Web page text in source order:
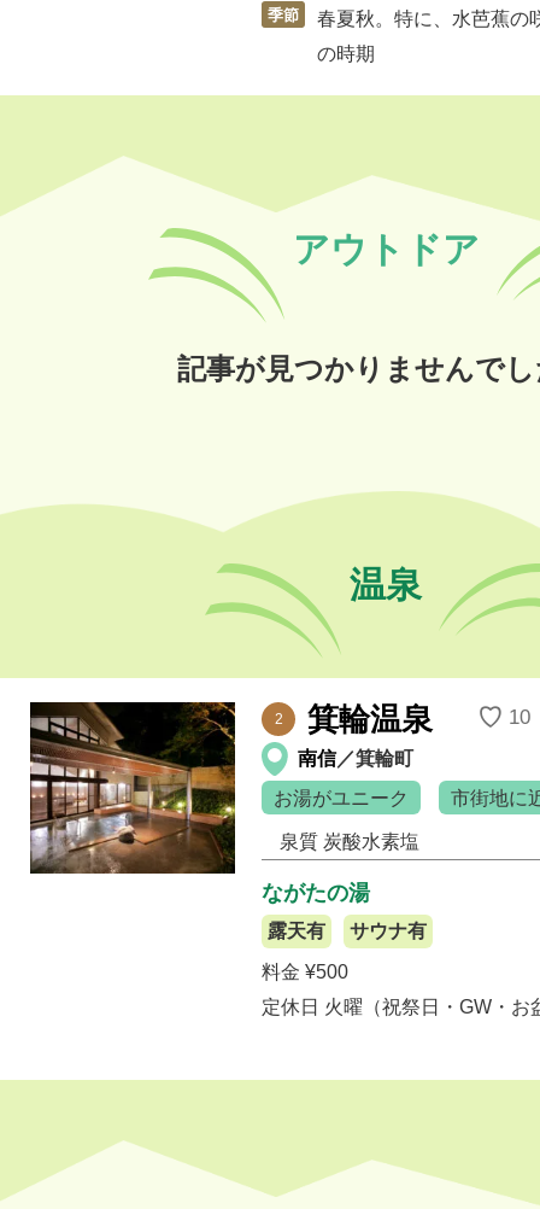
季節
春夏秋。特に、水芭蕉の
の時期
アウトドア
記事が見つかりませんで
温泉
2 箕輪温泉 ♡ 10
南信／箕輪町
市街地に
お湯がユニーク
泉質 炭酸水素塩
ながたの湯
露天有
サウナ有
料金 ¥500
定休日 火曜（祝祭日・GW・お